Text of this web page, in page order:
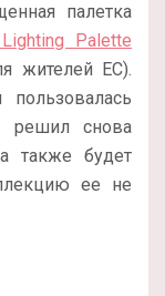
палетка
Palette
жителей ЕС).
решил снова
также будет
ее не